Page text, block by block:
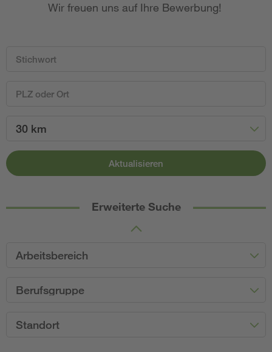
Wir freuen uns auf Ihre Bewerbung!
30 km
Aktualisieren
Erweiterte Suche
Arbeitsbereich
Berufsgruppe
Standort